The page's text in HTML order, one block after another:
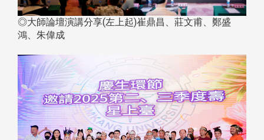
◎大師論壇演講分享(左上起)崔鼎昌、莊文甫、鄭盛
鴻、朱偉成